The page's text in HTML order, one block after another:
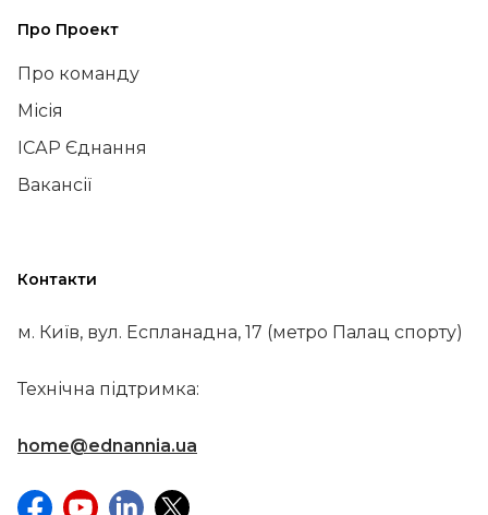
Про Проект
Про команду
Місія
ІСАР Єднання
Вакансії
Контакти
м. Київ, вул. Еспланадна, 17 (метро Палац спорту)
Технічна підтримка:
home@ednannia.ua